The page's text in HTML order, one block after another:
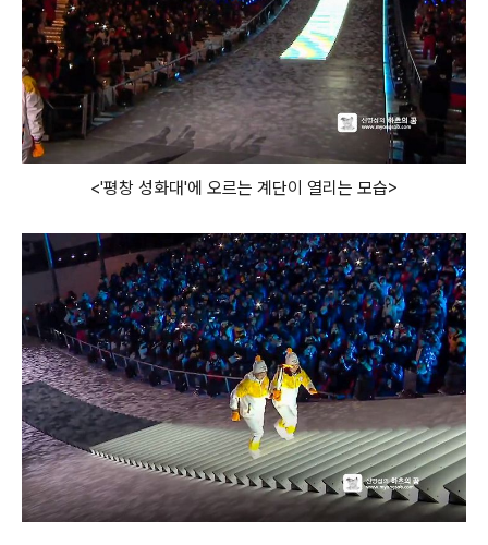
<'평창 성화대'에 오르는 계단이 열리는 모습>